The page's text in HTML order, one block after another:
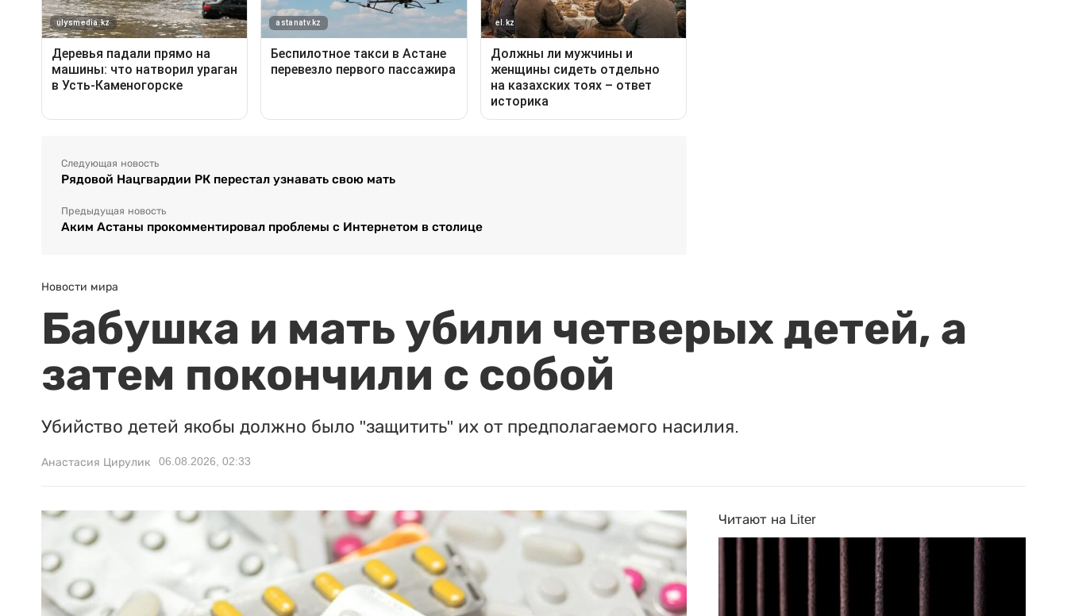
Следующая новость
Рядовой Нацгвардии РК перестал узнавать свою мать
Предыдущая новость
Аким Астаны прокомментировал проблемы с Интернетом в столице
Новости мира
Бабушка и мать убили четверых детей, а
затем покончили с собой
Убийство детей якобы должно было "защитить" их от предполагаемого насилия.
Анастасия Цирулик 06.08.2026, 02:33
Читают на Liter